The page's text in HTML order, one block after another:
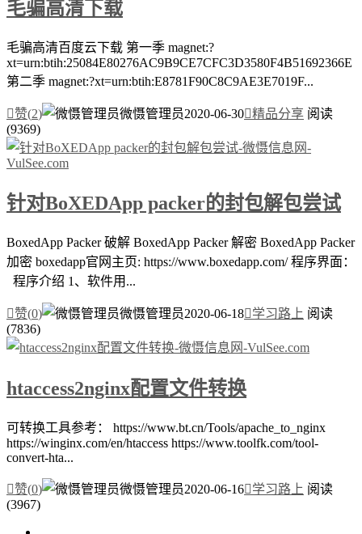
毛骗高清下载
毛骗高清百度云下载 第一季 magnet:?
xt=urn:btih:25084E80276AC9B9CE7CFC3D3580F4B51692366E
第二季 magnet:?xt=urn:btih:E8781F90C8C9AE3E7019F...
赞(2) 微慑管理员2020-06-30精品分享 阅读
(9369)
针对BoXEDApp packer的封包解包尝试
BoxedApp Packer 破解 BoxedApp Packer 解密 BoxedApp Packer
加密 boxedapp官网主页: https://www.boxedapp.com/ 程序界面：
程序介绍 1、软件用...
赞(0) 微慑管理员2020-06-18学习路上 阅读
(7836)
htaccess2nginx配置文件转换
可转换工具参考： https://www.bt.cn/Tools/apache_to_nginx
https://winginx.com/en/htaccess https://www.toolfk.com/tool-
convert-hta...
赞(0) 微慑管理员2020-06-16学习路上 阅读
(3967)